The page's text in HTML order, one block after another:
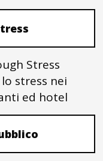
Stress
stress nei
ed hotel